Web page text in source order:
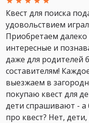
Квест для поиска
удовольствием
Приобретаем далеко
интересные и
даже для родителей
составителям!
выезжаем в
покупаю квест для
дети спрашивают - а
про квест? Нет,